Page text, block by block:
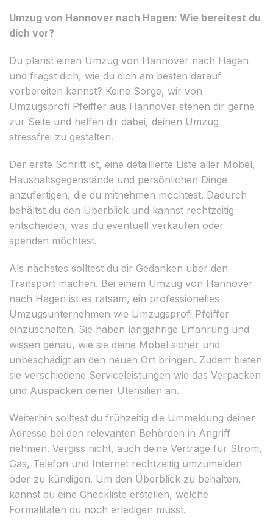
Umzug von Hannover nach Hagen: Wie bereitest du
dich vor?
Du planst einen Umzug von Hannover nach Hagen
und fragst dich, wie du dich am besten darauf
vorbereiten kannst? Keine Sorge, wir von
Umzugsprofi Pfeiffer aus Hannover stehen dir gerne
zur Seite und helfen dir dabei, deinen Umzug
stressfrei zu gestalten.
Der erste Schritt ist, eine detaillierte Liste aller Möbel,
Haushaltsgegenstände und persönlichen Dinge
anzufertigen, die du mitnehmen möchtest. Dadurch
behältst du den Überblick und kannst rechtzeitig
entscheiden, was du eventuell verkaufen oder
spenden möchtest.
Als nächstes solltest du dir Gedanken über den
Transport machen. Bei einem Umzug von Hannover
nach Hagen ist es ratsam, ein professionelles
Umzugsunternehmen wie Umzugsprofi Pfeiffer
einzuschalten. Sie haben langjährige Erfahrung und
wissen genau, wie sie deine Möbel sicher und
unbeschädigt an den neuen Ort bringen. Zudem bieten
sie verschiedene Serviceleistungen wie das Verpacken
und Auspacken deiner Utensilien an.
Weiterhin solltest du frühzeitig die Ummeldung deiner
Adresse bei den relevanten Behörden in Angriff
nehmen. Vergiss nicht, auch deine Verträge für Strom,
Gas, Telefon und Internet rechtzeitig umzumelden
oder zu kündigen. Um den Überblick zu behalten,
kannst du eine Checkliste erstellen, welche
Formalitäten du noch erledigen musst.